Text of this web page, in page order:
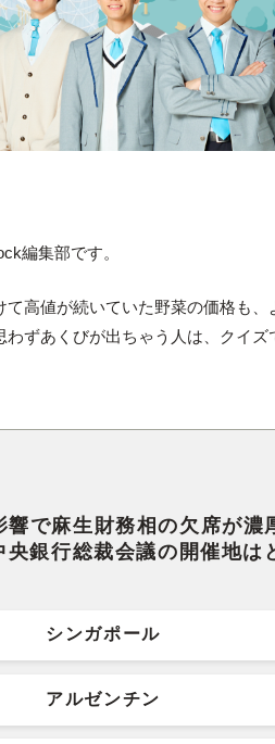
編集部です。
高値が続いていた野菜の価格も、
ずあくびが出ちゃう人は、クイズ
で麻生財務相の欠席が濃
銀行総裁会議の開催地は
シンガポール
アルゼンチン